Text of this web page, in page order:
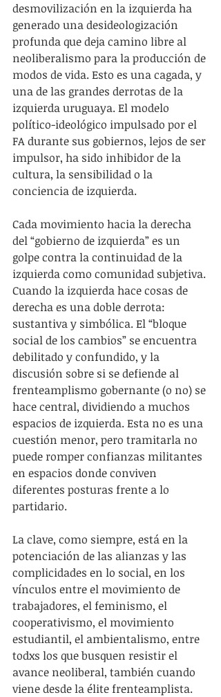
desmovilización en la izquierda ha
generado una desideologización
profunda que deja camino libre al
neoliberalismo para la producción de
modos de vida. Esto es una cagada, y
una de las grandes derrotas de la
izquierda uruguaya. El modelo
político-ideológico impulsado por el
FA durante sus gobiernos, lejos de ser
impulsor, ha sido inhibidor de la
cultura, la sensibilidad o la
conciencia de izquierda.
Cada movimiento hacia la derecha
del “gobierno de izquierda” es un
golpe contra la continuidad de la
izquierda como comunidad subjetiva.
Cuando la izquierda hace cosas de
derecha es una doble derrota:
sustantiva y simbólica. El “bloque
social de los cambios” se encuentra
debilitado y confundido, y la
discusión sobre si se defiende al
frenteamplismo gobernante (o no) se
hace central, dividiendo a muchos
espacios de izquierda. Esta no es una
cuestión menor, pero tramitarla no
puede romper confianzas militantes
en espacios donde conviven
diferentes posturas frente a lo
partidario.
La clave, como siempre, está en la
potenciación de las alianzas y las
complicidades en lo social, en los
vínculos entre el movimiento de
trabajadores, el feminismo, el
cooperativismo, el movimiento
estudiantil, el ambientalismo, entre
todxs los que busquen resistir el
avance neoliberal, también cuando
viene desde la élite frenteamplista.